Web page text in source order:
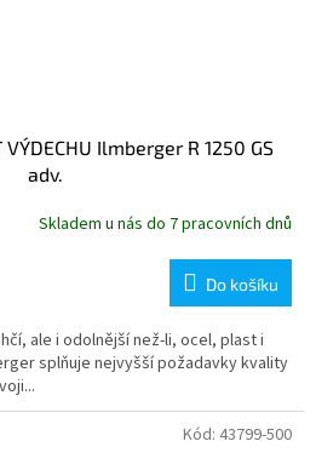
VÝDECHU Ilmberger R 1250 GS
adv.
Skladem u nás do 7 pracovních dnů
Do košíku
ale i odolnější než-li, ocel, plast i
splňuje nejvyšší požadavky kvality
Kód: 43799-500